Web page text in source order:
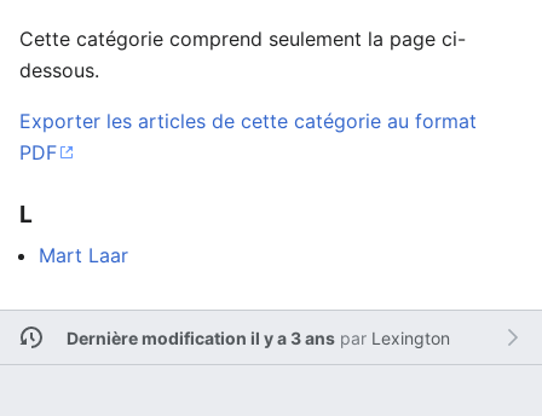
Cette catégorie comprend seulement la page ci-
dessous.
Exporter les articles de cette catégorie au format
PDF
L
Mart Laar
Dernière modification il y a 3 anspar Lexington